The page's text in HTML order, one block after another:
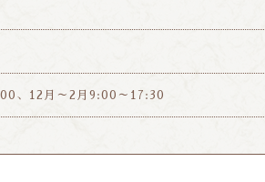
、12月～2月9:00～17:30